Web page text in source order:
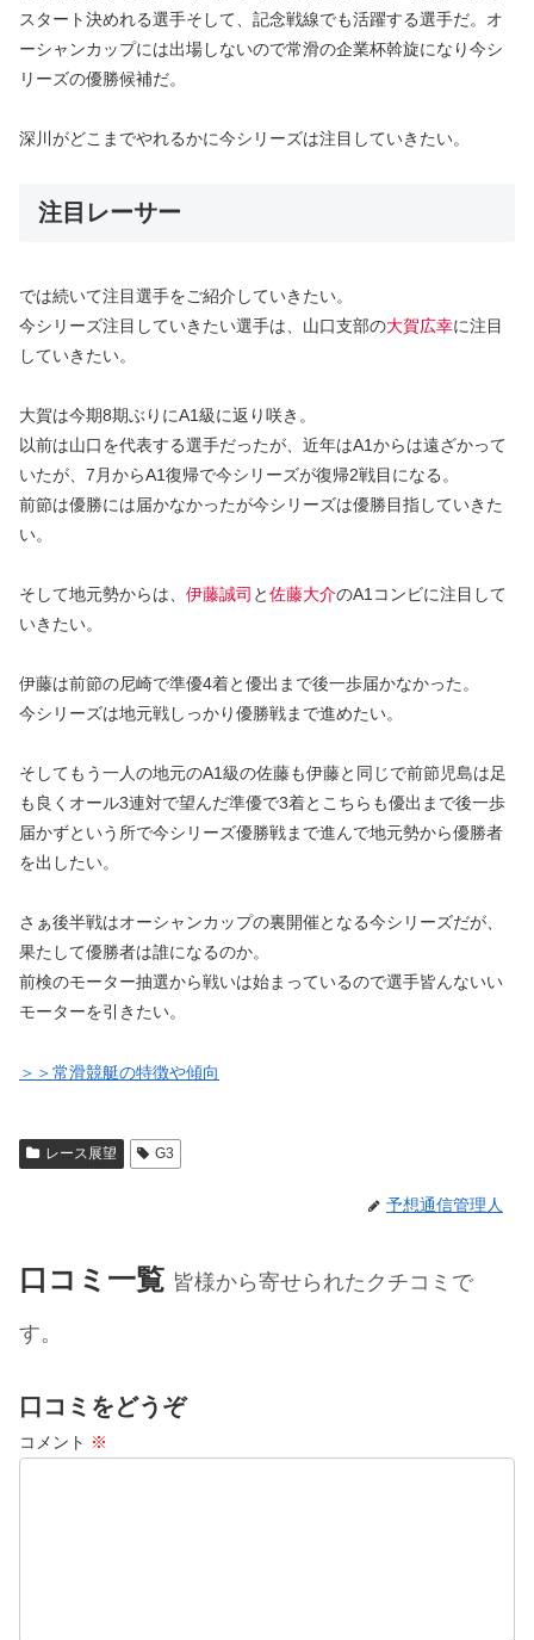
スタート決めれる選手そして、記念戦線でも活躍する選手だ。オ
ーシャンカップには出場しないので常滑の企業杯斡旋になり今シ
リーズの優勝候補だ。
深川がどこまでやれるかに今シリーズは注目していきたい。
注目レーサー
では続いて注目選手をご紹介していきたい。
今シリーズ注目していきたい選手は、山口支部の大賀広幸に注目
していきたい。
大賀は今期8期ぶりにA1級に返り咲き。
以前は山口を代表する選手だったが、近年はA1からは遠ざかって
いたが、7月からA1復帰で今シリーズが復帰2戦目になる。
前節は優勝には届かなかったが今シリーズは優勝目指していきた
い。
そして地元勢からは、 伊藤誠司 と佐藤大介のA1コンビに注目して
いきたい。
伊藤は前節の尼崎で準優4着と優出まで後一歩届かなかった。
今シリーズは地元戦しっかり優勝戦まで進めたい。
そしてもう一人の地元のA1級の佐藤も伊藤と同じで前節児島は足
も良くオール3連対で望んだ準優で3着とこちらも優出まで後一歩
届かずという所で今シリーズ優勝戦まで進んで地元勢から優勝者
を出したい。
さぁ後半戦はオーシャンカップの裏開催となる今シリーズだが、
果たして優勝者は誰になるのか。
前検のモーター抽選から戦いは始まっているので選手皆んないい
モーターを引きたい。
＞＞常滑競艇の特徴や傾向
レース展望 G3
予想通信管理人
口コミ一覧 皆様から寄せられたクチコミで
す。
口コミをどうぞ
コメント ※